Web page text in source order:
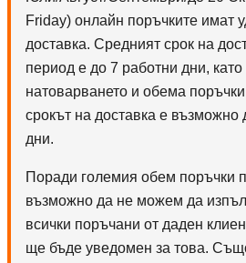
Friday) онлайн поръчките имат
доставка. Средният срок на
период е до 7 работни дни,
натоварването и обема
срокът на доставка е възможно
дни.
Поради големия обем поръчки
възможно да не можем да
всички поръчани от даден
ще бъде уведомен за това.